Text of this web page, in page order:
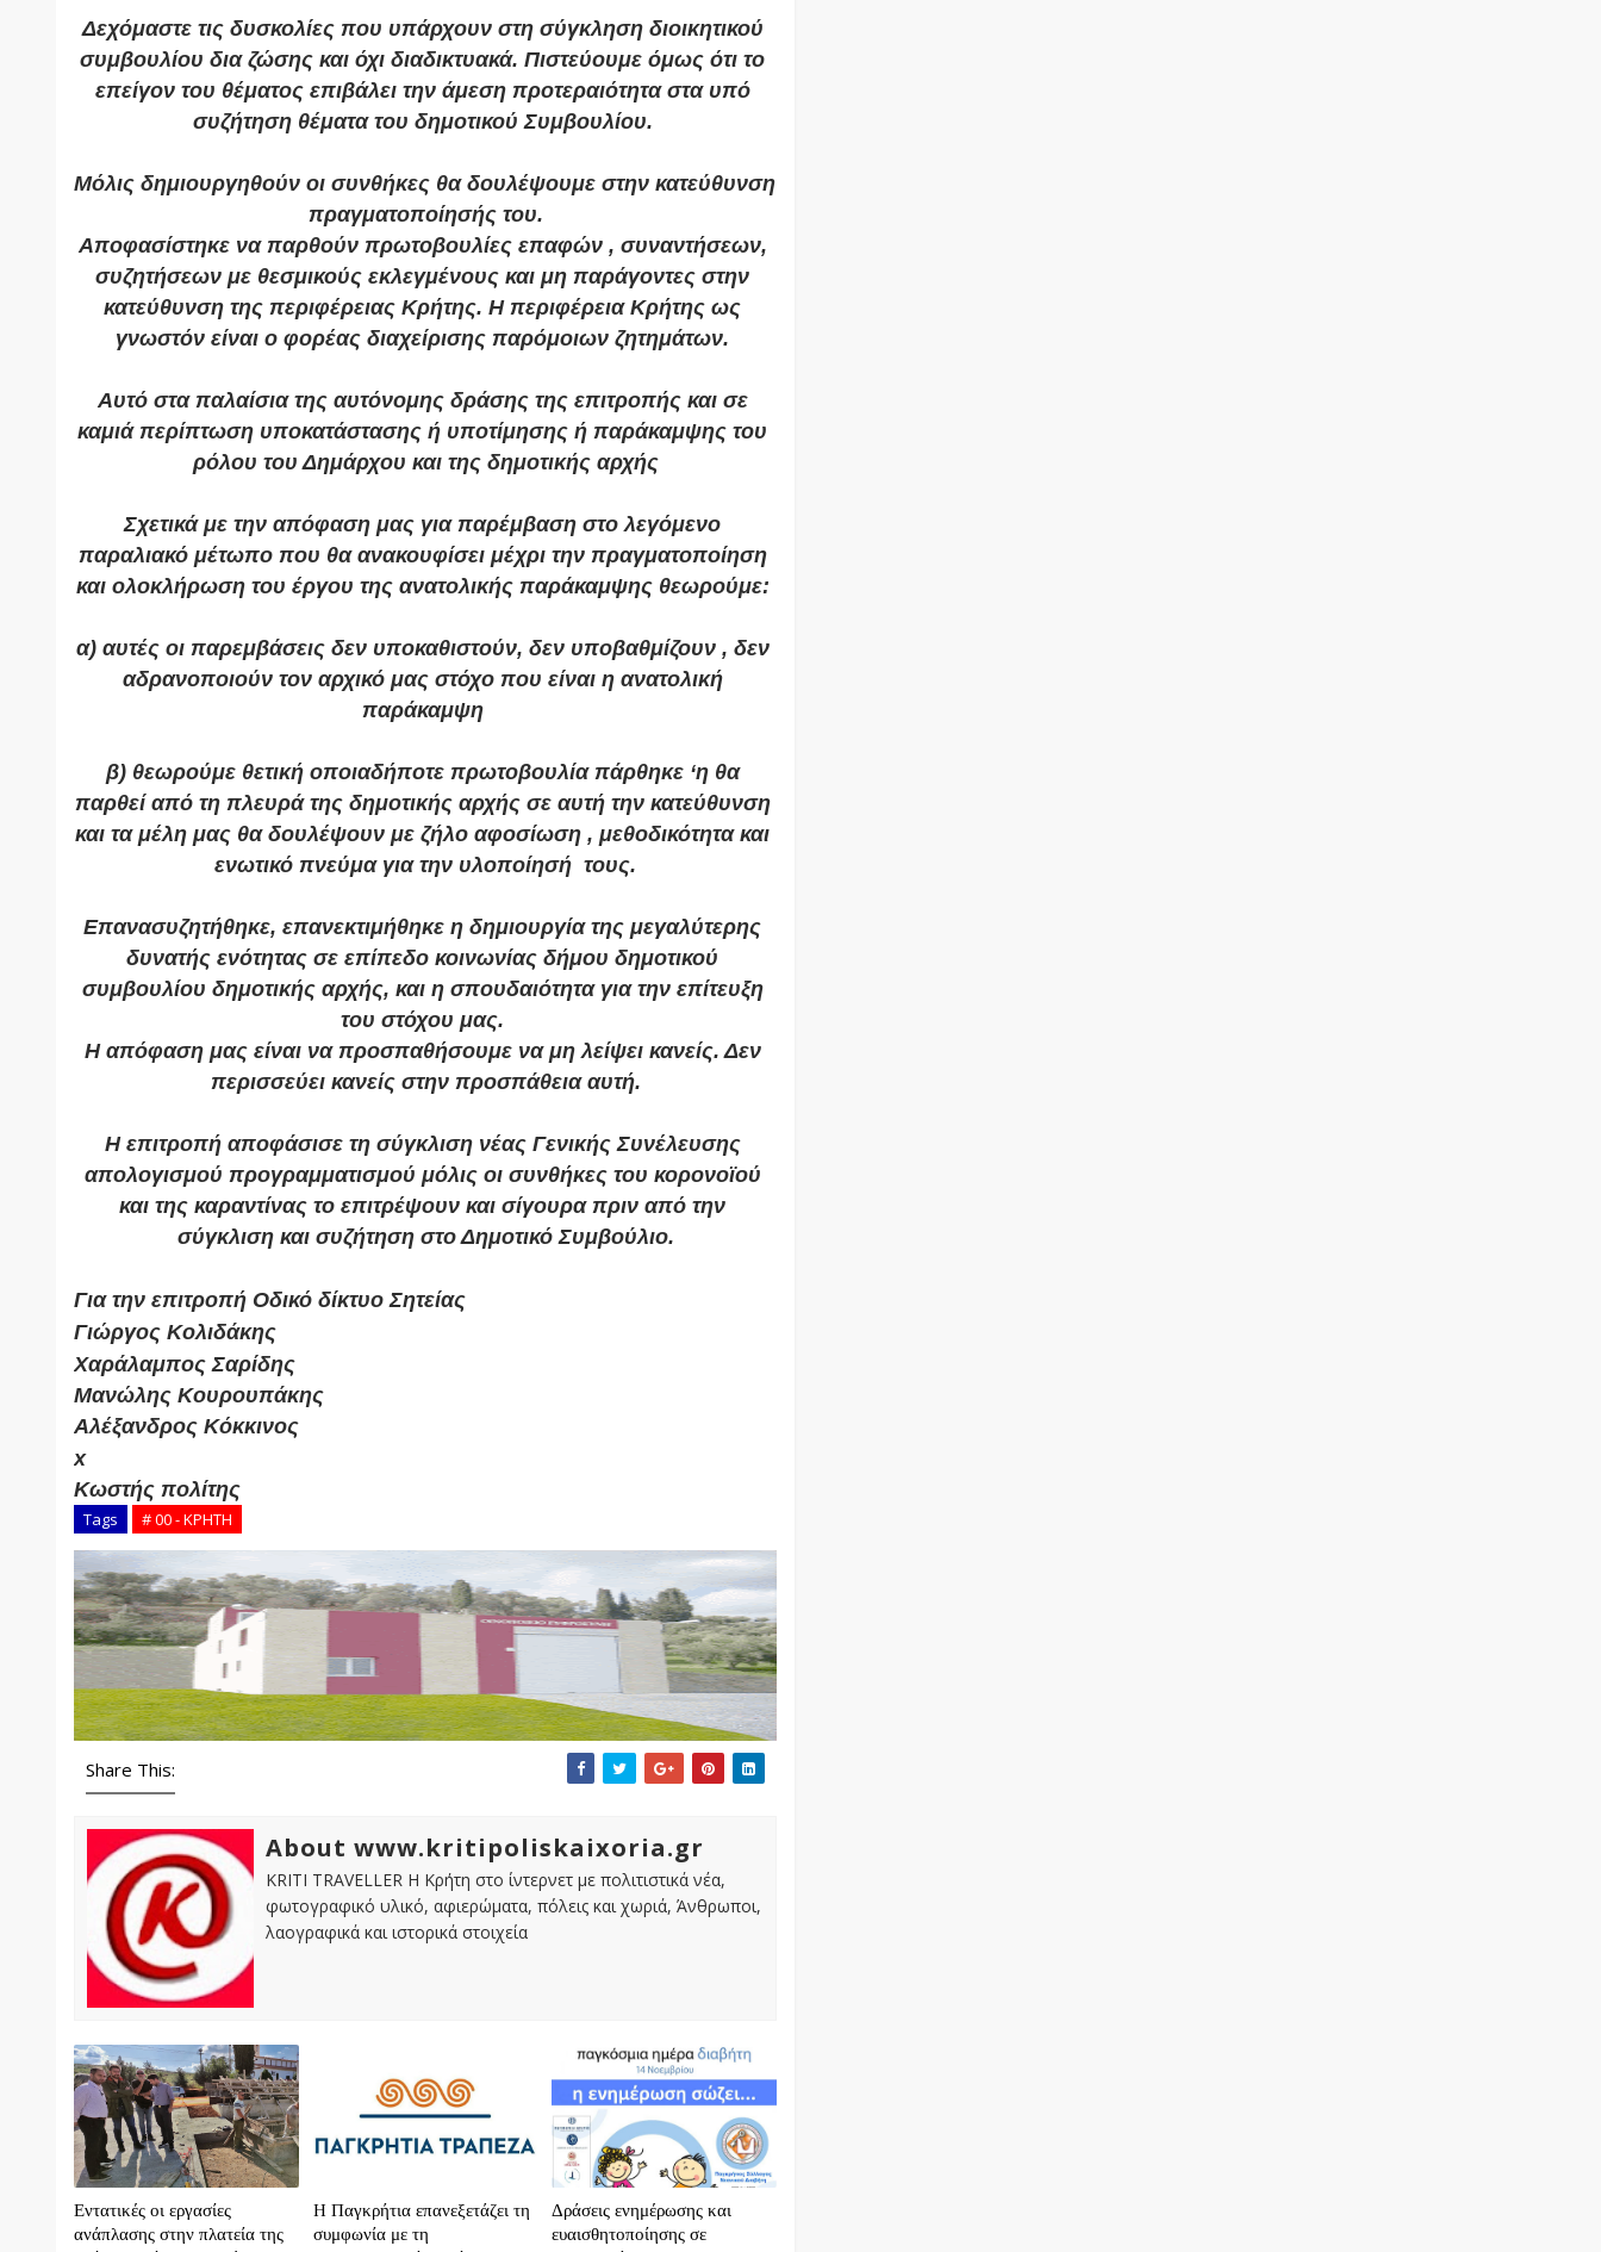
Δεχόμαστε τις δυσκολίες που υπάρχουν στη σύγκληση διοικητικού
συμβουλίου δια ζώσης και όχι διαδικτυακά. Πιστεύουμε όμως ότι το
επείγον του θέματος επιβάλει την άμεση προτεραιότητα στα υπό
συζήτηση θέματα του δημοτικού Συμβουλίου.
Μόλις δημιουργηθούν οι συνθήκες θα δουλέψουμε στην κατεύθυνση
πραγματοποίησής του.
Αποφασίστηκε να παρθούν πρωτοβουλίες επαφών , συναντήσεων,
συζητήσεων με θεσμικούς εκλεγμένους και μη παράγοντες στην
κατεύθυνση της περιφέρειας Κρήτης. Η περιφέρεια Κρήτης ως
γνωστόν είναι ο φορέας διαχείρισης παρόμοιων ζητημάτων.
Αυτό στα παλαίσια της αυτόνομης δράσης της επιτροπής και σε
καμιά περίπτωση υποκατάστασης ή υποτίμησης ή παράκαμψης του
ρόλου του Δημάρχου και της δημοτικής αρχής
Σχετικά με την απόφαση μας για παρέμβαση στο λεγόμενο
παραλιακό μέτωπο που θα ανακουφίσει μέχρι την πραγματοποίηση
και ολοκλήρωση του έργου της ανατολικής παράκαμψης θεωρούμε:
α) αυτές οι παρεμβάσεις δεν υποκαθιστούν, δεν υποβαθμίζουν , δεν
αδρανοποιούν τον αρχικό μας στόχο που είναι η ανατολική
παράκαμψη
β) θεωρούμε θετική οποιαδήποτε πρωτοβουλία πάρθηκε ‘η θα
παρθεί από τη πλευρά της δημοτικής αρχής σε αυτή την κατεύθυνση
και τα μέλη μας θα δουλέψουν με ζήλο αφοσίωση , μεθοδικότητα και
ενωτικό πνεύμα για την υλοποίησή  τους.
Επανασυζητήθηκε, επανεκτιμήθηκε η δημιουργία της μεγαλύτερης
δυνατής ενότητας σε επίπεδο κοινωνίας δήμου δημοτικού
συμβουλίου δημοτικής αρχής, και η σπουδαιότητα για την επίτευξη
του στόχου μας.
Η απόφαση μας είναι να προσπαθήσουμε να μη λείψει κανείς. Δεν
περισσεύει κανείς στην προσπάθεια αυτή.
Η επιτροπή αποφάσισε τη σύγκλιση νέας Γενικής Συνέλευσης
απολογισμού προγραμματισμού μόλις οι συνθήκες του κορονοϊού
και της καραντίνας το επιτρέψουν και σίγουρα πριν από την
σύγκλιση και συζήτηση στο Δημοτικό Συμβούλιο.
Για την επιτροπή Οδικό δίκτυο Σητείας
Χαράλαμπος Σαρίδης
Μανώλης Κουρουπάκης
x
Tags # 00 - ΚΡΗΤΗ
Share This:
About www.kritipoliskaixoria.gr
KRITI TRAVELLER Η Κρήτη στο ίντερνετ με πολιτιστικά νέα,
φωτογραφικό υλικό, αφιερώματα, πόλεις και χωριά, Άνθρωποι,
λαογραφικά και ιστορικά στοιχεία
Εντατικές οι εργασίες
ανάπλασης στην πλατεία της
H Παγκρήτια επανεξετάζει τη
συμφωνία με τη
Δράσεις ενημέρωσης και
ευαισθητοποίησης σε